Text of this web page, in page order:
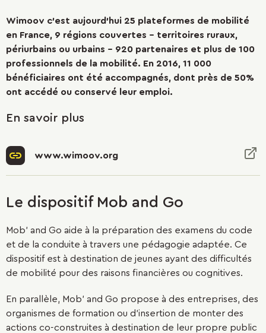
Wimoov c’est aujourd’hui 25 plateformes de mobilité
en France, 9 régions couvertes - territoires ruraux,
périurbains ou urbains – 920 partenaires et plus de 100
professionnels de la mobilité. En 2016, 11 000
bénéficiaires ont été accompagnés, dont près de 50%
ont accédé ou conservé leur emploi.
En savoir plus
www.wimoov.org
Le dispositif Mob and Go
Mob’ and Go aide à la préparation des examens du code
et de la conduite à travers une pédagogie adaptée. Ce
dispositif est à destination de jeunes ayant des difficultés
de mobilité pour des raisons financières ou cognitives.
En parallèle, Mob’ and Go propose à des entreprises, des
organismes de formation ou d’insertion de monter des
actions co-construites à destination de leur propre public